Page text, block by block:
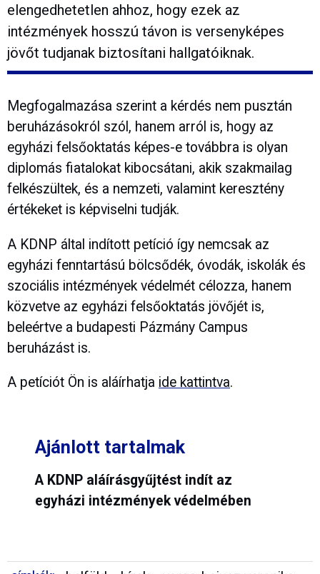
elengedhetetlen ahhoz, hogy ezek az
intézmények hosszú távon is versenyképes
jövőt tudjanak biztosítani hallgatóiknak.
Megfogalmazása szerint a kérdés nem pusztán
beruházásokról szól, hanem arról is, hogy az
egyházi felsőoktatás képes-e továbbra is olyan
diplomás fiatalokat kibocsátani, akik szakmailag
felkészültek, és a nemzeti, valamint keresztény
értékeket is képviselni tudják.
A KDNP által indított petíció így nemcsak az
egyházi fenntartású bölcsődék, óvodák, iskolák és
szociális intézmények védelmét célozza, hanem
közvetve az egyházi felsőoktatás jövőjét is,
beleértve a budapesti Pázmány Campus
beruházást is.
A petíciót Ön is aláírhatja ide kattintva.
Ajánlott tartalmak
A KDNP aláírásgyűjtést indít az
egyházi intézmények védelmében